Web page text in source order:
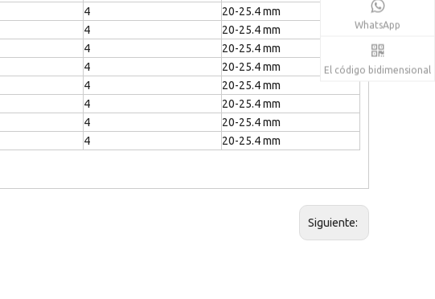
4
20-25.4 mm
4
20-25.4 mm
4
20-25.4 mm
4
20-25.4 mm
4
20-25.4 mm
4
20-25.4 mm
4
20-25.4 mm
4 20-25.4 mm
Siguiente:
WhatsApp
El código bidimensional